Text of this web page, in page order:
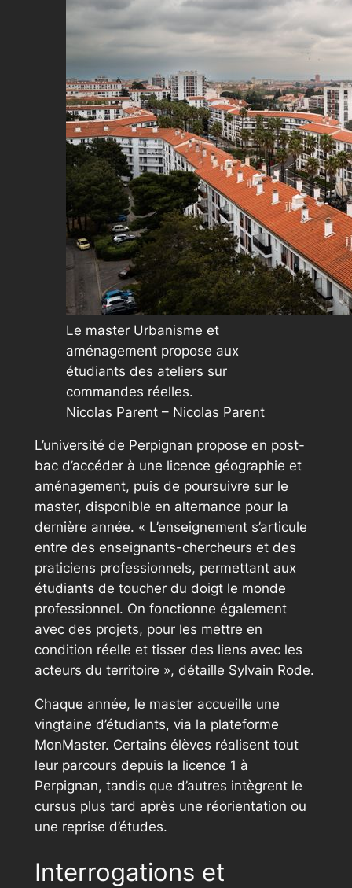
Le master Urbanisme et
aménagement propose aux
étudiants des ateliers sur
commandes réelles.
Nicolas Parent – Nicolas Parent
L’université de Perpignan propose en post-
bac d’accéder à une licence géographie et
aménagement, puis de poursuivre sur le
master, disponible en alternance pour la
dernière année. « L’enseignement s’articule
entre des enseignants-chercheurs et des
praticiens professionnels, permettant aux
étudiants de toucher du doigt le monde
professionnel. On fonctionne également
avec des projets, pour les mettre en
condition réelle et tisser des liens avec les
acteurs du territoire », détaille Sylvain Rode.
Chaque année, le master accueille une
vingtaine d’étudiants, via la plateforme
MonMaster. Certains élèves réalisent tout
leur parcours depuis la licence 1 à
Perpignan, tandis que d’autres intègrent le
cursus plus tard après une réorientation ou
une reprise d’études.
Interrogations et